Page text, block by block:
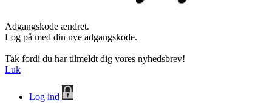
Adgangskode ændret.
Log på med din nye adgangskode.
Tak fordi du har tilmeldt dig vores nyhedsbrev!
Luk
Log ind